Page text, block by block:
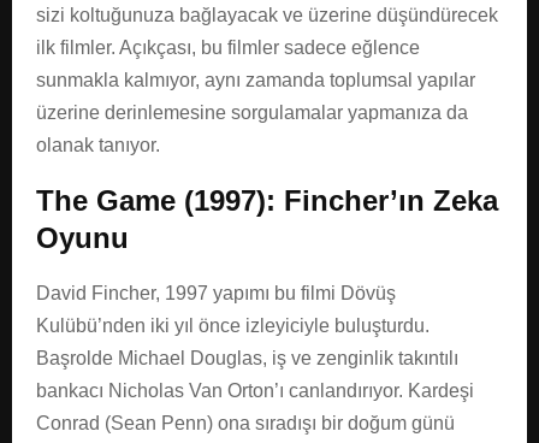
sizi koltuğunuza bağlayacak ve üzerine düşündürecek
ilk filmler. Açıkçası, bu filmler sadece eğlence
sunmakla kalmıyor, aynı zamanda toplumsal yapılar
üzerine derinlemesine sorgulamalar yapmanıza da
olanak tanıyor.
The Game (1997): Fincher’ın Zeka
Oyunu
David Fincher, 1997 yapımı bu filmi Dövüş
Kulübü’nden iki yıl önce izleyiciyle buluşturdu.
Başrolde Michael Douglas, iş ve zenginlik takıntılı
bankacı Nicholas Van Orton’ı canlandırıyor. Kardeşi
Conrad (Sean Penn) ona sıradışı bir doğum günü